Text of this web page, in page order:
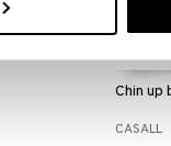
Chin up
CASALL